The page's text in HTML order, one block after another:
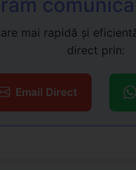
mai rapidă și
direct prin:
Email Direct